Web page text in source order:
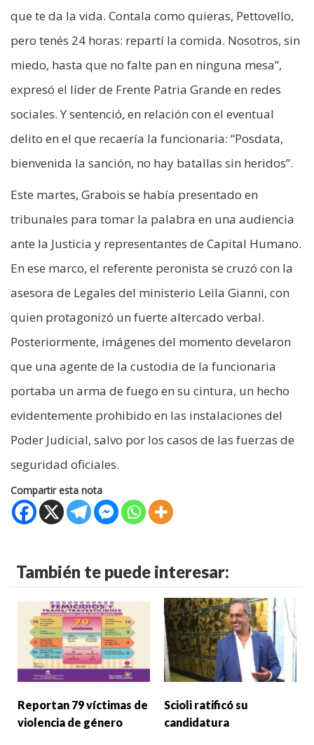
que te da la vida. Contala como quieras, Pettovello,
pero tenés 24 horas: repartí la comida. Nosotros, sin
miedo, hasta que no falte pan en ninguna mesa”,
expresó el líder de Frente Patria Grande en redes
sociales. Y sentenció, en relación con el eventual
delito en el que recaería la funcionaria: “Posdata,
bienvenida la sanción, no hay batallas sin heridos”.
Este martes, Grabois se había presentado en
tribunales para tomar la palabra en una audiencia
ante la Justicia y representantes de Capital Humano.
En ese marco, el referente peronista se cruzó con la
asesora de Legales del ministerio Leila Gianni, con
quien protagonizó un fuerte altercado verbal.
Posteriormente, imágenes del momento develaron
que una agente de la custodia de la funcionaria
portaba un arma de fuego en su cintura, un hecho
evidentemente prohibido en las instalaciones del
Poder Judicial, salvo por los casos de las fuerzas de
seguridad oficiales.
Compartir esta nota
También te puede interesar:
Reportan 79 víctimas de
violencia de género
Scioli ratificó su
candidatura